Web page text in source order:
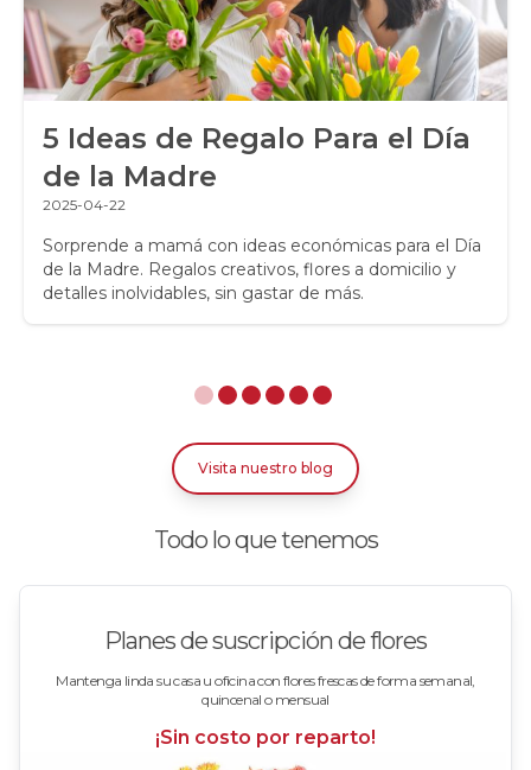
5 Ideas de Regalo Para el Día
de la Madre
2025-04-22
Sorprende a mamá con ideas económicas para el Día
de la Madre. Regalos creativos, flores a domicilio y
detalles inolvidables, sin gastar de más.
Visita nuestro blog
Todo lo que tenemos
Planes de suscripción de flores
Mantenga linda su casa u oficina con flores frescas de forma semanal,
quincenal o mensual
¡Sin costo por reparto!
Regalos para Hombres
Regalos para niños
Rosas
Rosas Amarillas
Rosas Arcoíris
Rosas Azules
Rosas Blancas
Rosas Damasco
Rosas Ecuatorianas en Caja
Rosas en arreglos
Rosas Fucsia
Rosas Lila
Rosas Rojas